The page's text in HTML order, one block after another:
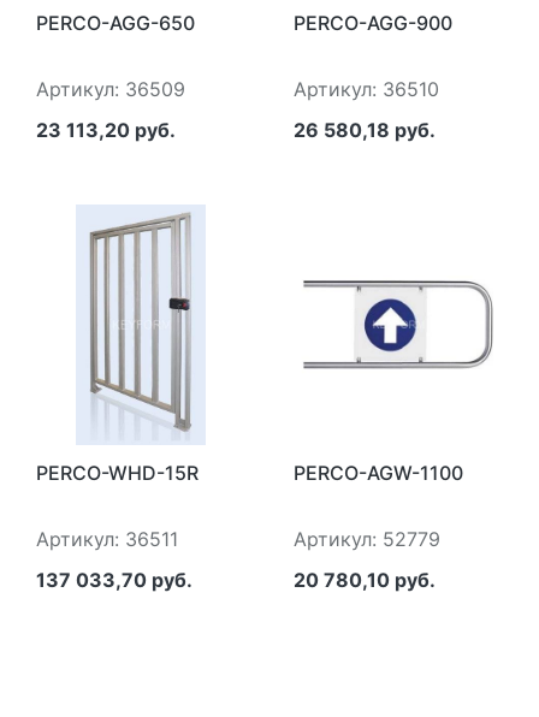
PERCO-AGG-650
Артикул: 36509
23 113,20 руб.
PERCO-AGG-900
Артикул: 36510
26 580,18 руб.
PERCO-WHD-15R
Артикул: 36511
137 033,70 руб.
PERCO-AGW-1100
Артикул: 52779
20 780,10 руб.